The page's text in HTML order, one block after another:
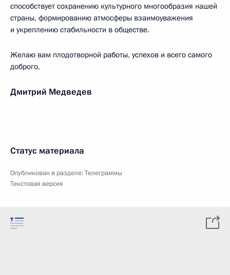
способствует сохранению культурного многообразия нашей
страны, формированию атмосферы взаимоуважения
и укреплению стабильности в обществе.
Желаю вам плодотворной работы, успехов и всего самого
доброго.
Дмитрий Медведев
Статус материала
Опубликован в разделе:Телеграммы
Текстовая версия